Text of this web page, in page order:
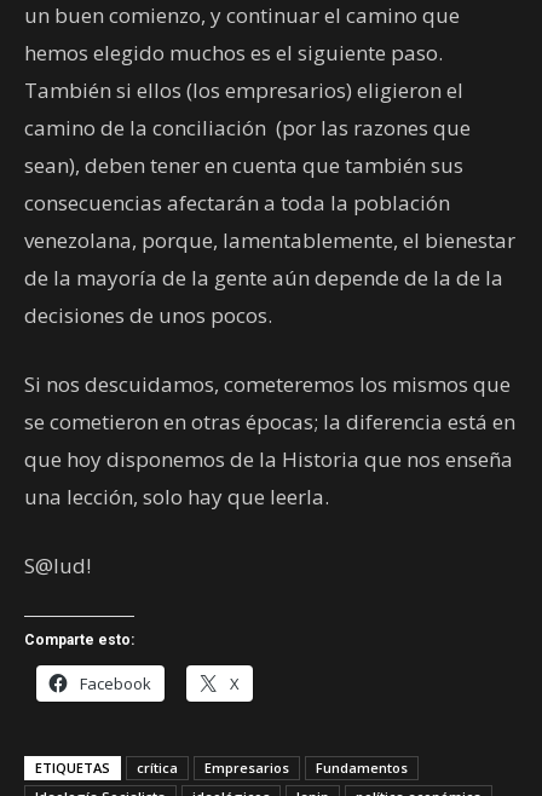
un buen comienzo, y continuar el camino que
hemos elegido muchos es el siguiente paso.
También si ellos (los empresarios) eligieron el
camino de la conciliación (por las razones que
sean), deben tener en cuenta que también sus
consecuencias afectarán a toda la población
venezolana, porque, lamentablemente, el bienestar
de la mayoría de la gente aún depende de la de la
decisiones de unos pocos.
Si nos descuidamos, cometeremos los mismos que
se cometieron en otras épocas; la diferencia está en
que hoy disponemos de la Historia que nos enseña
una lección, solo hay que leerla.
S@lud!
Comparte esto:
Facebook X
ETIQUETAS crítica Empresarios
Fundamentos